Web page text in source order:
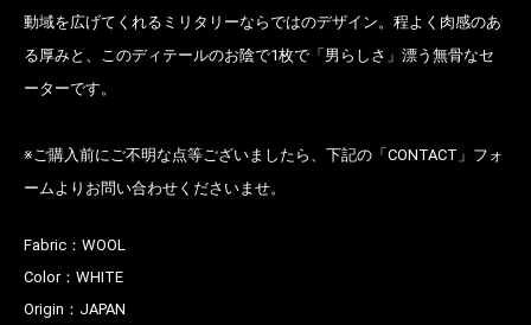
動域を広げてくれるミリタリーならではのデザイン。程よく肉感のあ
る厚みと、このディテールのお陰で1枚で「男らしさ」漂う無骨なセ
ーターです。
※ご購入前にご不明な点等ございましたら、下記の「CONTACT」フォ
ームよりお問い合わせくださいませ。
Fabric： WOOL
Color： WHITE
Origin： JAPAN